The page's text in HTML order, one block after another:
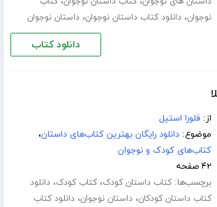
نوجوان،دانلود کتاب داستان نوجوان،داستان نوجوان
دانلود کتاب
از:فلورا استیل
موضوع:دانلود رایگان بهترین کتاب‌های داستان،
کتاب‌های کودک و نوجوان
۴۲ صفحه
برچسب‌ها:کتاب داستان کودک،کتاب کودک،دانلود
کتاب داستان کودکان،داستان نوجوان،دانلود کتاب